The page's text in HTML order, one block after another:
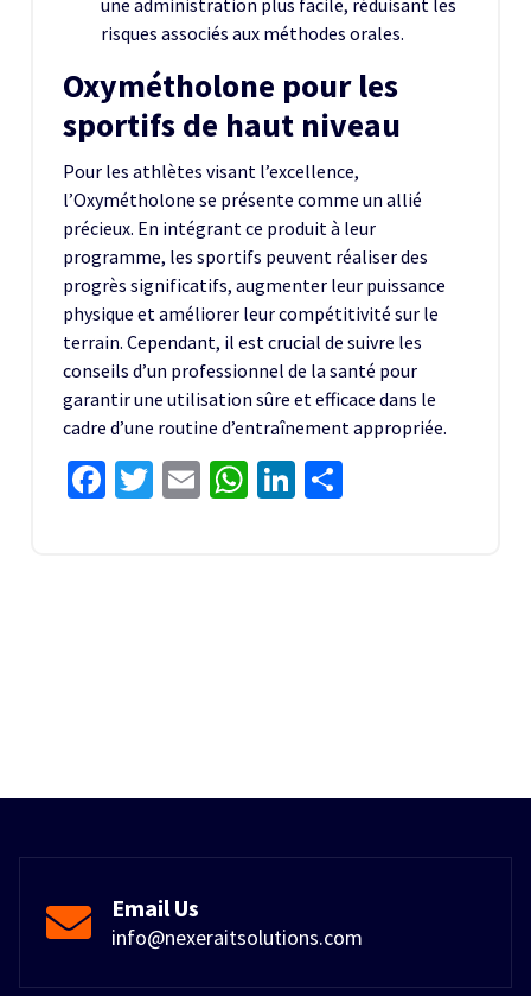
une administration plus facile, réduisant les
risques associés aux méthodes orales.
Oxymétholone pour les
sportifs de haut niveau
Pour les athlètes visant l’excellence,
l’Oxymétholone se présente comme un allié
précieux. En intégrant ce produit à leur
programme, les sportifs peuvent réaliser des
progrès significatifs, augmenter leur puissance
physique et améliorer leur compétitivité sur le
terrain. Cependant, il est crucial de suivre les
conseils d’un professionnel de la santé pour
garantir une utilisation sûre et efficace dans le
cadre d’une routine d’entraînement appropriée.
Facebook
Twitter
EmailWhatsApp
LinkedIn
Email Us
info@nexeraitsolutions.com